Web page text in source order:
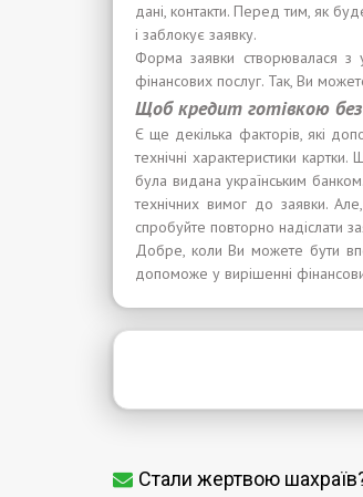
дані, контакти. Перед тим, як
і заблокує заявку.
Форма заявки створювалася з
фінансових послуг. Так, Ви
Щоб кредит готівкою без
Є ще декілька факторів, які
технічні характеристики
була видана українським
технічних вимог до заявки.
спробуйте повторно надіслати
Добре, коли Ви можете бути
допоможе у вирішенні
Стали жертвою